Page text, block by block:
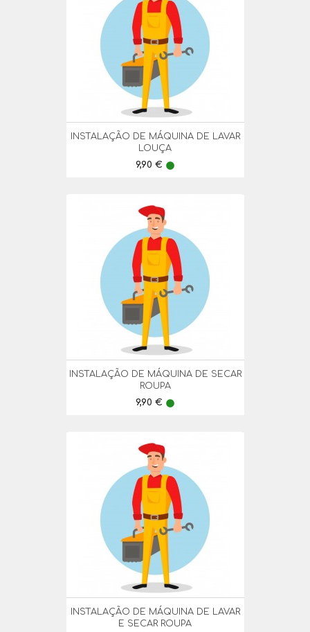
INSTALAÇÃO DE MÁQUINA DE LAVAR
LOUÇA
Preço
9,90 € lens
INSTALAÇÃO DE MÁQUINA DE SECAR
ROUPA
Preço
9,90 € lens
INSTALAÇÃO DE MÁQUINA DE LAVAR
E SECAR ROUPA